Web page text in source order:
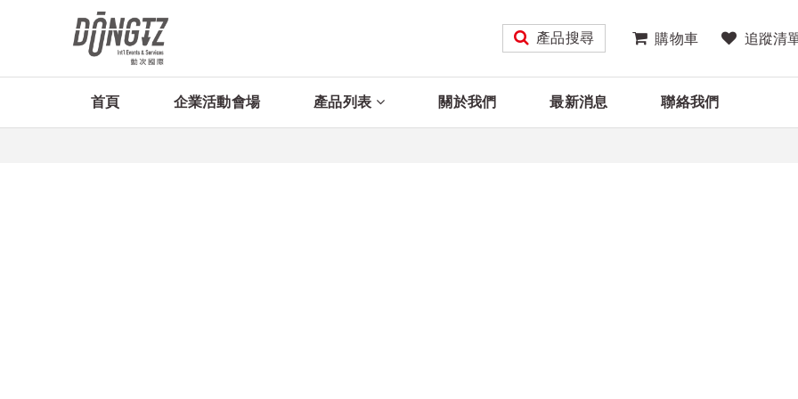
產品搜尋 購物車 追蹤清
首頁 企業活動會場 產品列表 關於我們 最新消息 聯絡我們